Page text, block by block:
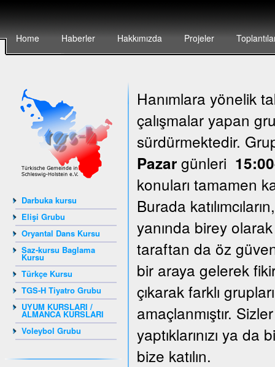
Home Haberler Hakkımızda Projeler
Darbuka kursu
Elişi Grubu
Oryantal Dans Kursu
Saz-kursu Baglama
Kursu
Türkçe Kursu
TGS-H Tiyatro Grubu
UYUM KURSLARI /
ALMANCA KURSLARI
Voleybol Grubu
Hanımlara yönelik
çalışmalar yapan
sürdürmektedir.
Pazargünleri
konuları tamamen
Burada
yanında birey
taraftan da öz
bir araya gelerek
çıkarak farklı
amaçlanmıştır.
yaptıklarınızı ya
bize katılın.